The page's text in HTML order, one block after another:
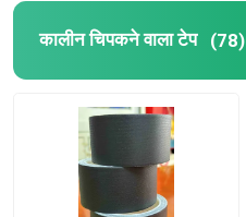
कालीन चिपकने वाला टेप (78)